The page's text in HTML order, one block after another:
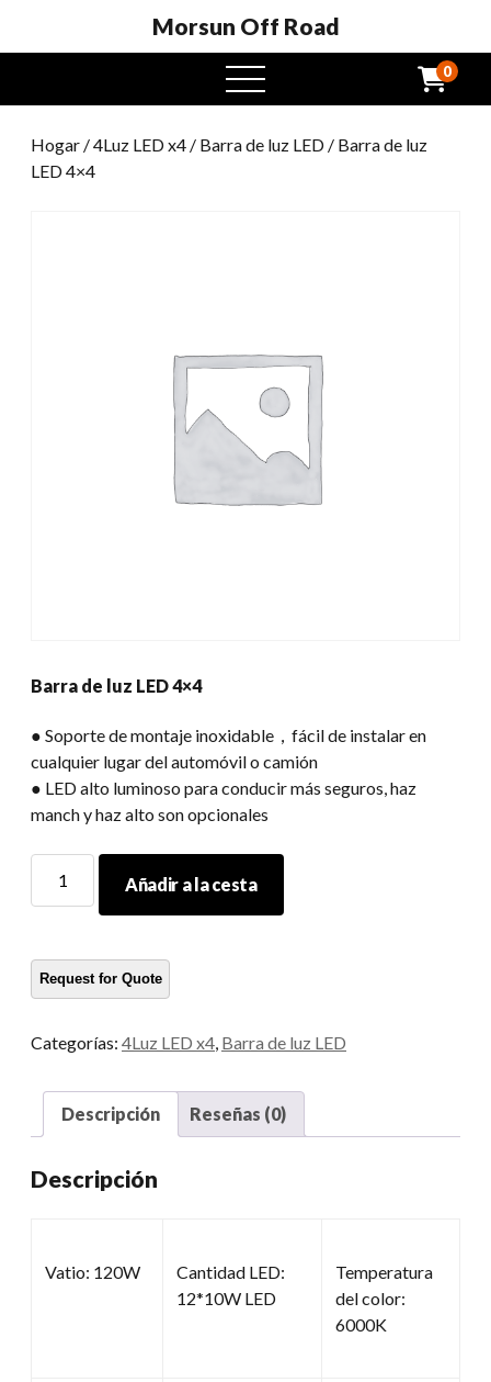
Morsun Off Road
Menú
abierto
0
Hogar /4Luz LED x4 / Barra de luz LED / Barra de luz
LED 4×4
Barra de luz LED 4×4
● Soporte de montaje inoxidable，fácil de instalar en
cualquier lugar del automóvil o camión
● LED alto luminoso para conducir más seguros, haz
manch y haz alto son opcionales
4x4
cantidad
Añadir a la cesta
Categorías: 4Luz LED x4 Barra de luz LED
Descripción Reseñas (0)
Descripción
Vatio: 120W
Cantidad LED:
12*10W LED
Temperatura
del color:
6000K